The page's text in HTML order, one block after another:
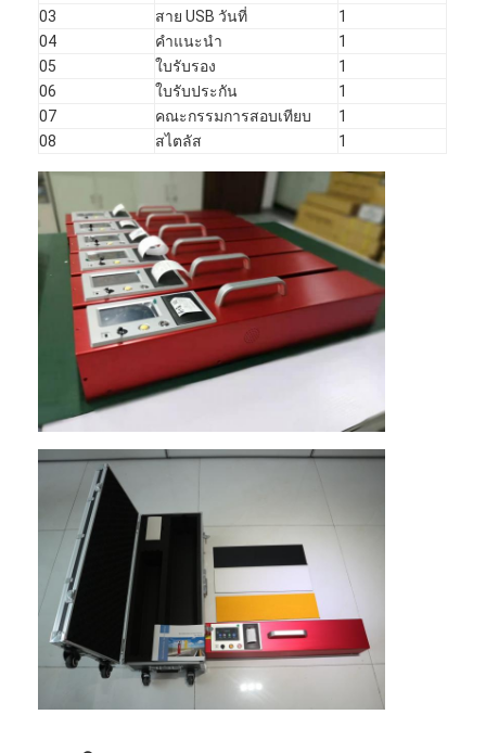
หน้าแรก
สินค้า
รายการ VR
เกี่ยวกับเรา
ทัวร์โรงงาน
การควบคุมคุณภาพ
ติดต่อเรา
03 สาย USB วันที่
1
04
คำแนะนำ
1
05
ใบรับรอง
1
06
ใบรับประกัน
1
07
คณะกรรมการสอบเทียบ
1
08
สไตลัส 1